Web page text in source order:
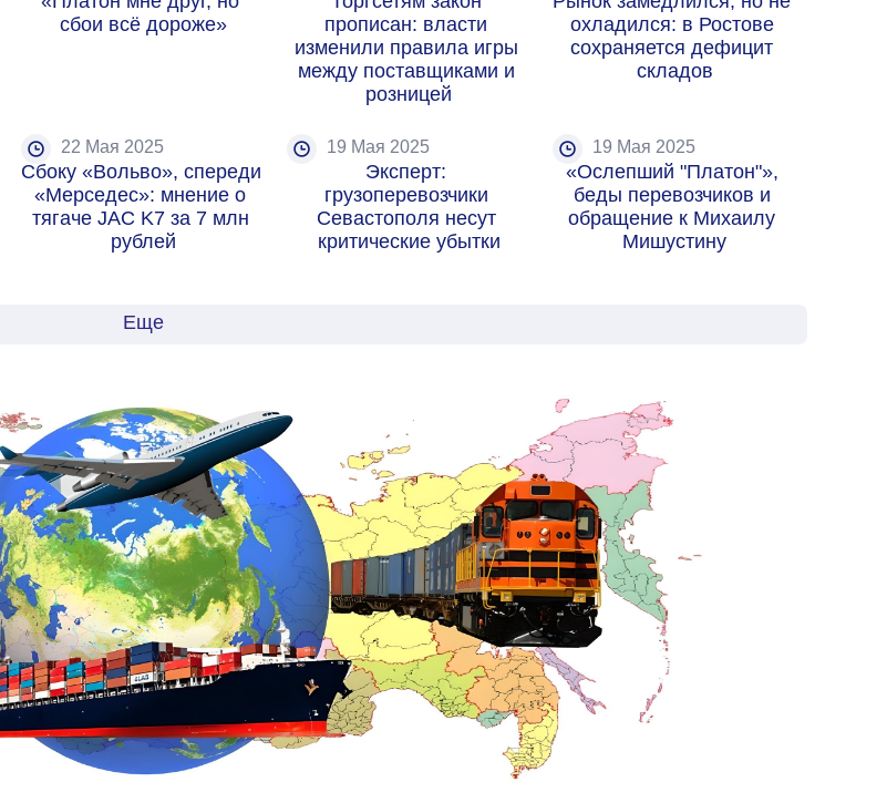
сбои всё дороже»
прописан: власти
изменили правила игры
между поставщиками и
розницей
охладился: в Ростове
сохраняется дефицит
складов
22 Мая 2025
Сбоку «Вольво», спереди
«Мерседес»: мнение о
тягаче JAC K7 за 7 млн
рублей
19 Мая 2025
Эксперт:
грузоперевозчики
Севастополя несут
критические убытки
19 Мая 2025
«Ослепший "Платон"»,
беды перевозчиков и
обращение к Михаилу
Мишустину
Еще